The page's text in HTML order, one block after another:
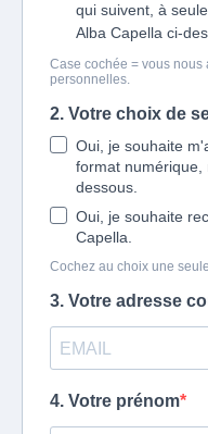
qui suivent, à
Alba Capella ci-
Case cochée = vous
personnelles.
2. Votre choix de
Oui, je souhaite
format numérique,
dessous.
Oui, je souhaite
Capella.
Cochez au choix une
3. Votre adresse
4. Votre prénom